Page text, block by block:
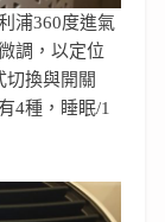
浦360度進氣
調，以定位
切換與開關
4種，睡眠/1